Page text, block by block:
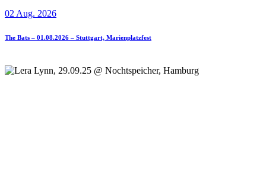
02 Aug. 2026
The Bats – 01.08.2026 – Stuttgart, Marienplatzfest